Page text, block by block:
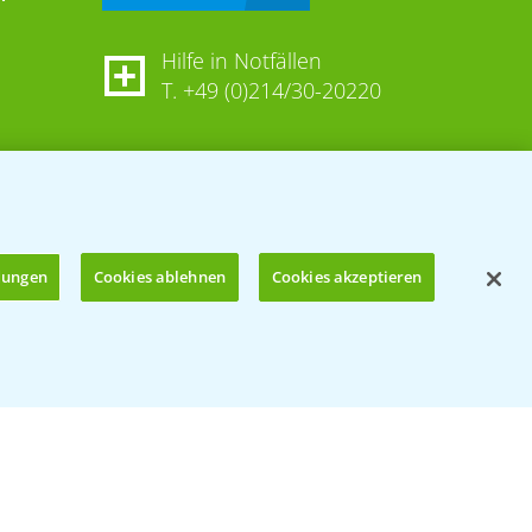
Hilfe in Notfällen
T. +49 (0)214/30-20220
Cookies ablehnen Cookies akzeptieren